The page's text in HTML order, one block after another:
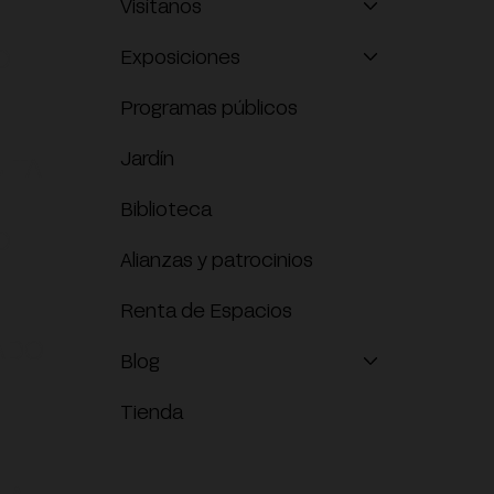
Visítanos
Exposiciones
Programas públicos
Jardín
Biblioteca
Alianzas y patrocinios
Renta de Espacios
Blog
Tienda